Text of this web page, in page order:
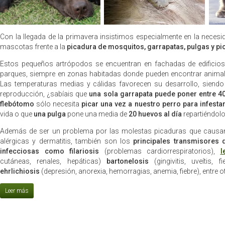
Con la llegada de la primavera insistimos especialmente en la
mascotas frente a la picadura de mosquitos, garrapatas, pulgas y
Estos pequeños artrópodos se encuentran en fachadas de
parques, siempre en zonas habitadas donde pueden encontrar
Las temperaturas medias y cálidas favorecen su desarrollo,
reproducción, ¿sabíais que una sola garrapata puede poner entre
flebótomo sólo necesita picar una vez a nuestro perro para
vida o que una pulga pone una media de 20 huevos al día
Además de ser un problema por las molestas picaduras que
alérgicas y dermatitis, también son los principales transmisores
infecciosas como filariosis (problemas cardiorrespiratorios),
cutáneas, renales, hepáticas)
bartonelosis (gingivitis, uveítis,
ehrlichiosis (depresión, anorexia, hemorragias, anemia, fiebre), entre